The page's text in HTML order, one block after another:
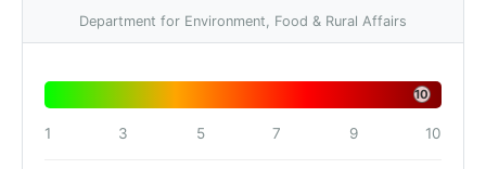
Department for Environment, Food & Rural Affairs
10
1 3 5 7 9 10